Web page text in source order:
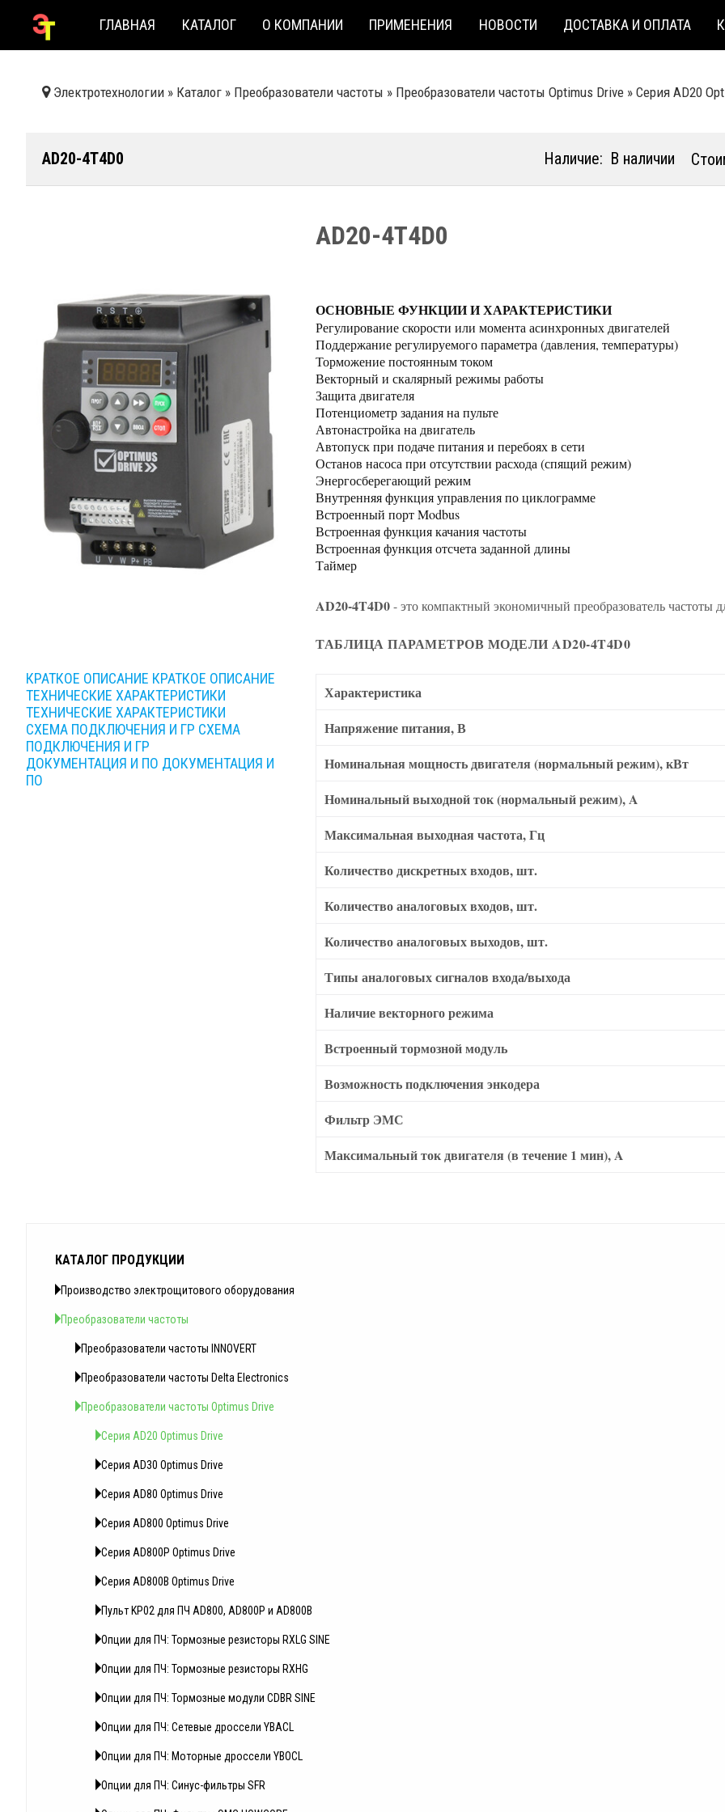
ГЛАВНАЯ КАТАЛОГ О КОМПАНИИ ПРИМЕНЕНИЯ НОВОСТИ ДОСТАВКА И ОПЛАТА
Электротехнологии » Каталог » Преобразователи частоты » Преобразователи частоты Optimus Drive » Серия AD20
AD20-4T4D0 Наличие: В наличии
КРАТКОЕ ОПИСАНИЕ КРАТКОЕ ОПИСАНИЕ
ТЕХНИЧЕСКИЕ ХАРАКТЕРИСТИКИ
ТЕХНИЧЕСКИЕ ХАРАКТЕРИСТИКИ
СХЕМА ПОДКЛЮЧЕНИЯ И ГР СХЕМА
ПОДКЛЮЧЕНИЯ И ГР
ДОКУМЕНТАЦИЯ И ПО ДОКУМЕНТАЦИЯ И
ПО
AD20-4T4D0
ОСНОВНЫЕ ФУНКЦИИ И ХАРАКТЕРИСТИКИ
Регулирование скорости или момента асинхронных двигателей
Поддержание регулируемого параметра (давления, температуры)
Торможение постоянным током
Векторный и скалярный режимы работы
Защита двигателя
Потенциометр задания на пульте
Автонастройка на двигатель
Автопуск при подаче питания и перебоях в сети
Останов насоса при отсутствии расхода (спящий режим)
Энергосберегающий режим
Внутренняя функция управления по циклограмме
Встроенный порт Modbus
Встроенная функция качания частоты
Встроенная функция отсчета заданной длины
Таймер
AD20-4T4D0- это компактный экономичный преобразователь частоты
ТАБЛИЦА ПАРАМЕТРОВ МОДЕЛИ AD20-4T4D0
Характеристика
Напряжение питания, В
Номинальная мощность двигателя (нормальный режим), кВт
Номинальный выходной ток (нормальный режим), A
Максимальная выходная частота, Гц
Количество дискретных входов, шт.
Количество аналоговых входов, шт.
Количество аналоговых выходов, шт.
Типы аналоговых сигналов входа/выхода
Наличие векторного режима
Встроенный тормозной модуль
Возможность подключения энкодера
Фильтр ЭМС
Максимальный ток двигателя (в течение 1 мин), A
КАТАЛОГ ПРОДУКЦИИ
Производство электрощитового оборудования
Преобразователи частоты
Преобразователи частоты INNOVERT
Преобразователи частоты Delta Electronics
Преобразователи частоты Optimus Drive
Серия AD20 Optimus Drive
Серия AD30 Optimus Drive
Серия AD80 Optimus Drive
Серия AD800 Optimus Drive
Серия AD800P Optimus Drive
Серия AD800B Optimus Drive
Пульт KP02 для ПЧ AD800, AD800P и AD800B
Опции для ПЧ: Тормозные резисторы RXLG SINE
Опции для ПЧ: Тормозные резисторы RXHG
Опции для ПЧ: Тормозные модули CDBR SINE
Опции для ПЧ: Сетевые дроссели YBACL
Опции для ПЧ: Моторные дроссели YBOCL
Опции для ПЧ: Синус-фильтры SFR